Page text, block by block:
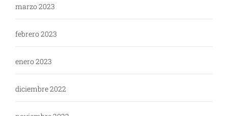
marzo 2023
febrero 2023
enero 2023
diciembre 2022